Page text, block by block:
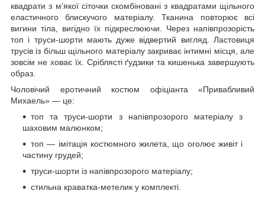
квадрати з м’якої сіточки скомбіновані з квадратами щільного
еластичного блискучого матеріалу. Тканина повторює всі
вигини тіла, вигідно їх підкреслюючи. Через напівпрозорість
топ і труси-шорти мають дуже відвертий вигляд. Ластовиця
трусів із більш щільного матеріалу закриває інтимні місця, але
зовсім не ховає їх. Сріблясті ґудзики та кишенька завершують
образ.
Чоловічий еротичний костюм офіціанта «Привабливий
Михаель» — це:
топ та труси-шорти з напівпрозорого матеріалу з
шаховим малюнком;
топ — імітація костюмного жилета, що оголює живіт і
частину грудей;
труси-шорти із напівпрозорого матеріалу;
стильна краватка-метелик у комплекті.